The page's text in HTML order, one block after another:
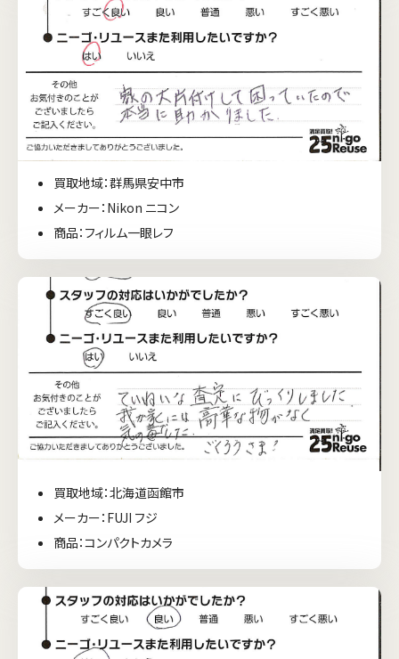
買取地域：群馬県安中市
メーカー：Nikon ニコン
商品：フィルム一眼レフ
買取地域：北海道函館市
メーカー：FUJI フジ
商品：コンパクトカメラ